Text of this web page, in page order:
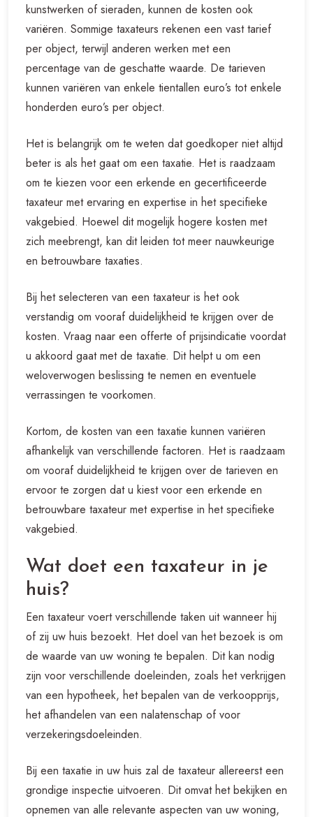
kunstwerken of sieraden, kunnen de kosten ook
variëren. Sommige taxateurs rekenen een vast tarief
per object, terwijl anderen werken met een
percentage van de geschatte waarde. De tarieven
kunnen variëren van enkele tientallen euro’s tot enkele
honderden euro’s per object.
Het is belangrijk om te weten dat goedkoper niet altijd
beter is als het gaat om een taxatie. Het is raadzaam
om te kiezen voor een erkende en gecertificeerde
taxateur met ervaring en expertise in het specifieke
vakgebied. Hoewel dit mogelijk hogere kosten met
zich meebrengt, kan dit leiden tot meer nauwkeurige
en betrouwbare taxaties.
Bij het selecteren van een taxateur is het ook
verstandig om vooraf duidelijkheid te krijgen over de
kosten. Vraag naar een offerte of prijsindicatie voordat
u akkoord gaat met de taxatie. Dit helpt u om een
weloverwogen beslissing te nemen en eventuele
verrassingen te voorkomen.
Kortom, de kosten van een taxatie kunnen variëren
afhankelijk van verschillende factoren. Het is raadzaam
om vooraf duidelijkheid te krijgen over de tarieven en
ervoor te zorgen dat u kiest voor een erkende en
betrouwbare taxateur met expertise in het specifieke
vakgebied.
Wat doet een taxateur in je
huis?
Een taxateur voert verschillende taken uit wanneer hij
of zij uw huis bezoekt. Het doel van het bezoek is om
de waarde van uw woning te bepalen. Dit kan nodig
zijn voor verschillende doeleinden, zoals het verkrijgen
van een hypotheek, het bepalen van de verkoopprijs,
het afhandelen van een nalatenschap of voor
verzekeringsdoeleinden.
Bij een taxatie in uw huis zal de taxateur allereerst een
grondige inspectie uitvoeren. Dit omvat het bekijken en
opnemen van alle relevante aspecten van uw woning,